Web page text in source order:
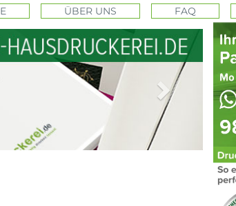
ÜBER UNS FAQ
Next